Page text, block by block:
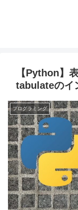
【Python】
tabulateのイ
プログラミング